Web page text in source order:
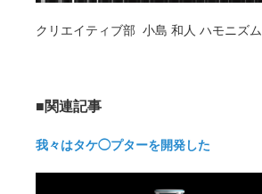
クリエイティブ部 小島 和人 ハモニズム
■関連記事
我々はタケ◯プターを開発した